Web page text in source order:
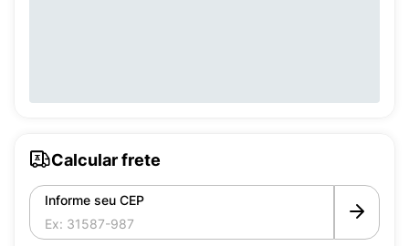
Calcular frete
Informe seu CEP